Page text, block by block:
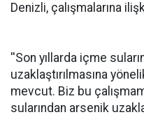
Denizli, çalışmalarına
''Son yıllarda içme
uzaklaştırılmasına
mevcut. Biz bu
sularından arsenik